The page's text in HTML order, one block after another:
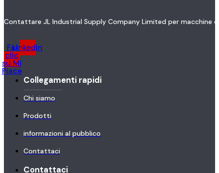
Contattare JL Industrial Supply Company Limited per macchine
Fai
clic
su Mi
Piace
Linkedin
Collegamenti rapidi
Chi siamo
Prodotti
informazioni al pubblico
Contattaci
Contattaci